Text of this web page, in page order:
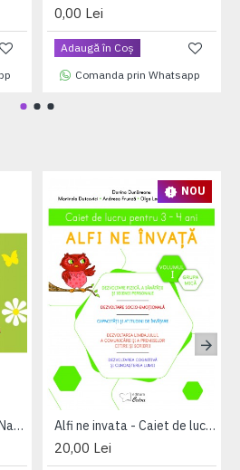
0,00 Lei
Adaugă în Coş
Comanda prin Whatsapp
Completam Calendarul Naturii - Fise de lucru pentru intalnirea de dimineata (A4, coperta plastifiata)
NOU
Alfi ne invata - Caiet de lucru pentru 3-4 ani, volumul I (saptamanile 1 - 17)
20,00 Lei